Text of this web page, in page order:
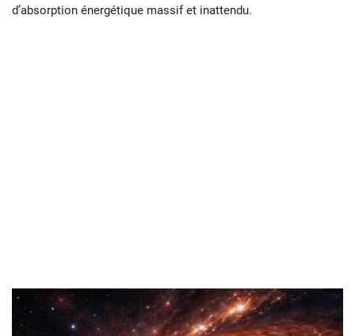
d’absorption énergétique massif et inattendu.